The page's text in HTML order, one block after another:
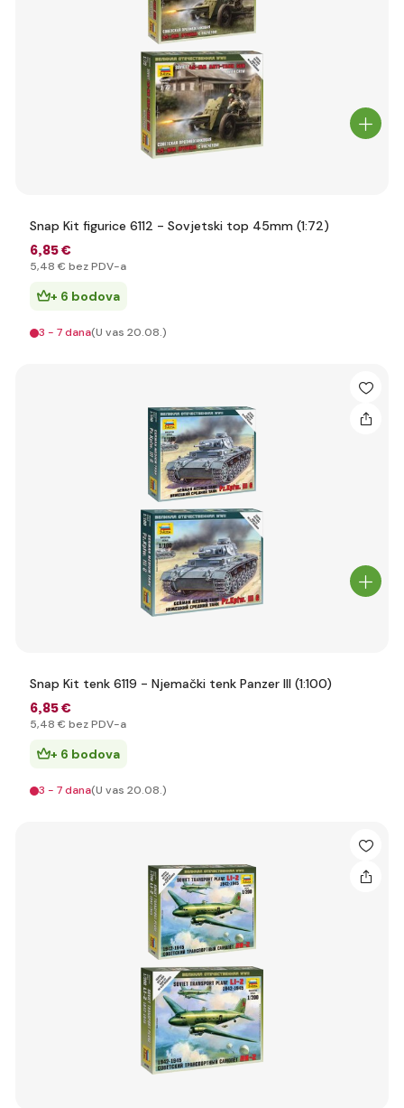
Snap Kit figurice 6112 - Sovjetski top 45mm (1:72)
6,85 €
5,48 € bez PDV-a
+ 6 bodova
3 - 7 dana(U vas 20.08.)
Snap Kit tenk 6119 - Njemački tenk Panzer III (1:100)
6,85 €
5,48 € bez PDV-a
+ 6 bodova
3 - 7 dana(U vas 20.08.)